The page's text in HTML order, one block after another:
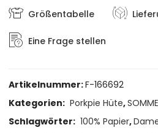
Größentabelle
Eine Frage stellen
Artikelnummer:F-166692
Kategorien: Porkpie Hüte,
Schlagwörter: 100% Papier,